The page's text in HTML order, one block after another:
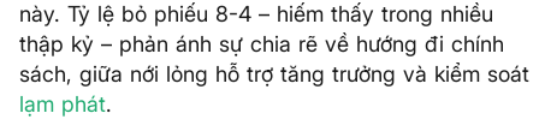
này. Tỷ lệ bỏ phiếu 8-4 – hiếm thấy trong nhiều
thập kỷ – phản ánh sự chia rẽ về hướng đi chính
sách, giữa nới lỏng hỗ trợ tăng trưởng và kiểm soát
lạm phát.